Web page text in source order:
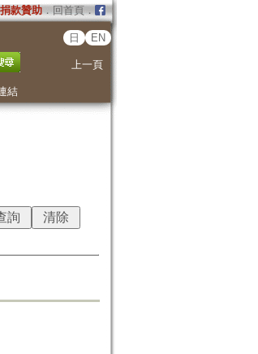
捐款贊助．回首頁．
日 EN
上一頁
結